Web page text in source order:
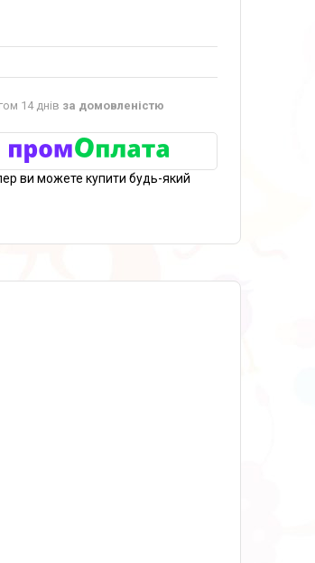
14 днів за домовленістю
ви можете купити будь-який